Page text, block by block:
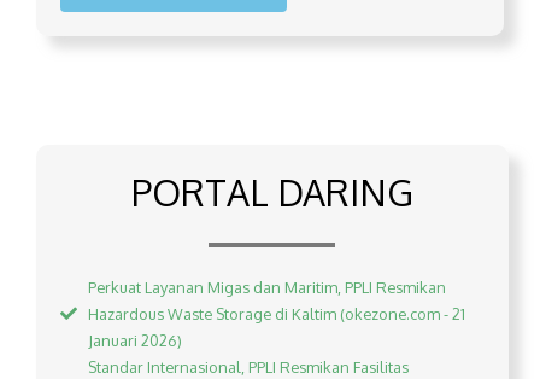
PORTAL DARING
Perkuat Layanan Migas dan Maritim, PPLI Resmikan
Hazardous Waste Storage di Kaltim (okezone.com - 21
Januari 2026)
Standar Internasional, PPLI Resmikan Fasilitas